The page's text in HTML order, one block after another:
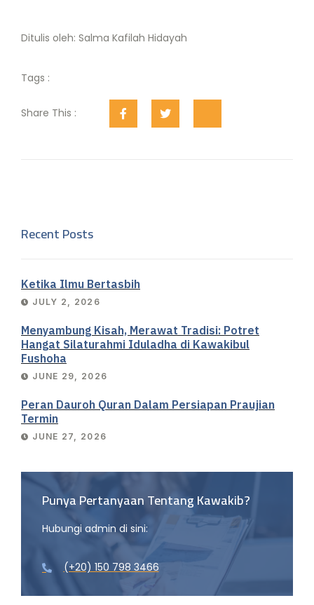
Ditulis oleh: Salma Kafilah Hidayah
Tags :
Share This :
Recent Posts
Ketika Ilmu Bertasbih
JULY 2, 2026
Menyambung Kisah, Merawat Tradisi: Potret
Hangat Silaturahmi Iduladha di Kawakibul
Fushoha
JUNE 29, 2026
Peran Dauroh Quran Dalam Persiapan Praujian
Termin
JUNE 27, 2026
Punya Pertanyaan Tentang Kawakib?
Hubungi admin di sini:
(+20) 150 798 3466